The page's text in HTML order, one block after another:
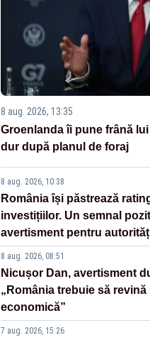
8 aug. 2026, 13:35
Groenlanda îi pune frână
dur după planul de foraj
8 aug. 2026, 10:38
România își păstrează
investițiilor. Un semnal
avertisment pentru
8 aug. 2026, 08:51
Nicușor Dan, avertisment
„România trebuie să revină
economică”
7 aug. 2026, 15:26